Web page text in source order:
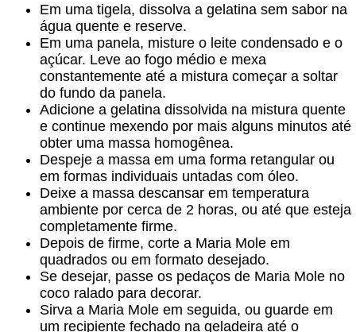
Em uma tigela, dissolva a gelatina sem sabor na
água quente e reserve.
Em uma panela, misture o leite condensado e o
açúcar. Leve ao fogo médio e mexa
constantemente até a mistura começar a soltar
do fundo da panela.
Adicione a gelatina dissolvida na mistura quente
e continue mexendo por mais alguns minutos até
obter uma massa homogênea.
Despeje a massa em uma forma retangular ou
em formas individuais untadas com óleo.
Deixe a massa descansar em temperatura
ambiente por cerca de 2 horas, ou até que esteja
completamente firme.
Depois de firme, corte a Maria Mole em
quadrados ou em formato desejado.
Se desejar, passe os pedaços de Maria Mole no
coco ralado para decorar.
Sirva a Maria Mole em seguida, ou guarde em
um recipiente fechado na geladeira até o